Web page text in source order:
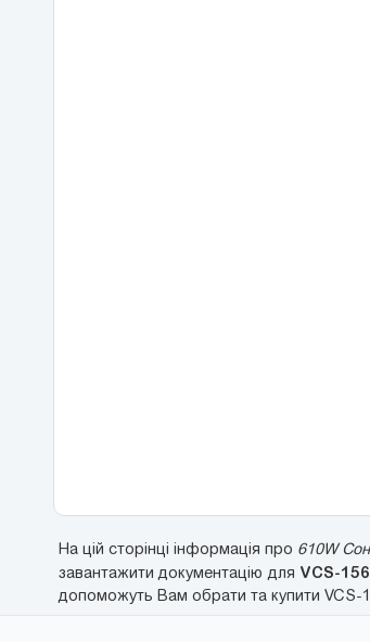
На цій сторінці інформація про 610W
завантажити документацію для VCS-
допоможуть Вам обрати та купити VCS-